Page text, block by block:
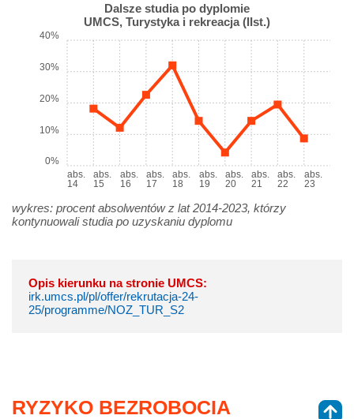
Dalsze studia po dyplomie
UMCS, Turystyka i rekreacja (IIst.)
abs.
14
abs.
15
abs.
16
abs.
17
abs.
18
abs.
19
abs.
20
abs.
21
abs.
22
abs.
23
0%
10%
20%
30%
40%
wykres: procent absolwentów z lat 2014-2023, którzy
kontynuowali studia po uzyskaniu dyplomu
Opis kierunku na stronie UMCS:
irk.umcs.pl/pl/offer/rekrutacja-24-
25/programme/NOZ_TUR_S2
RYZYKO BEZROBOCIA